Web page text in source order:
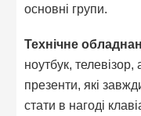
основні групи.
Технічне
ноутбук, телевізор,
презенти, які
стати в нагоді